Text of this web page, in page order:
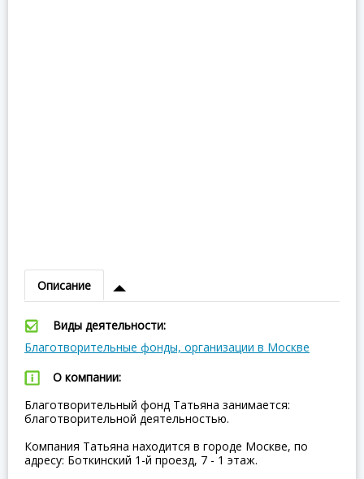
Описание
Виды деятельности:
Благотворительные фонды, организации в Москве
О компании:
Благотворительный фонд Татьяна занимается:
благотворительной деятельностью.
Компания Татьяна находится в городе Москве, по
адресу: Боткинский 1-й проезд, 7 - 1 этаж.